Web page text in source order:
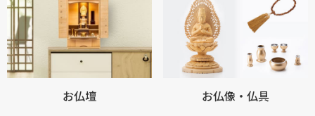
お仏壇 お仏像・仏具